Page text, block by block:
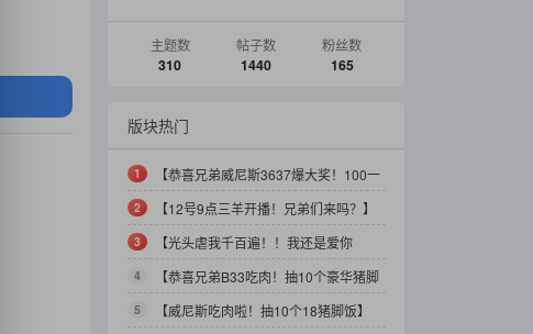
主题数
310
帖子数
1440
粉丝数
165
版块热门
1
【恭喜兄弟威尼斯3637爆大奖！100一
拉进免费！！！】
2 【12号9点三羊开播！兄弟们来吗？】
3
【光头虐我千百遍！！我还是爱你
的！！重新抽20个猪脚饭！】
4
【恭喜兄弟B33吃肉！抽10个豪华猪脚
饭！】
5 【威尼斯吃肉啦！抽10个18猪脚饭】